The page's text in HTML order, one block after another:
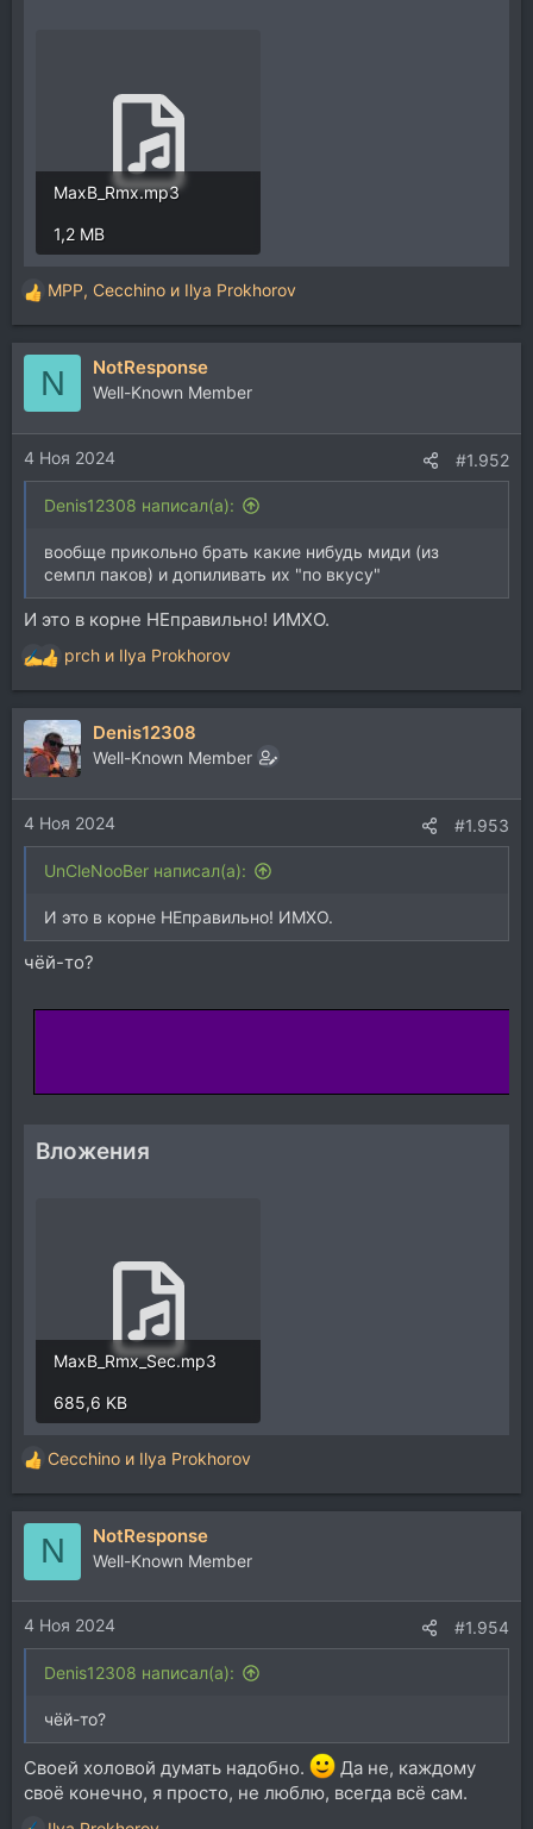
MaxB_Rmx.mp3
1,2 MB
Р
е
а
и
и
:
MPP, Cecchino и Ilya Prokhorov
N NotResponse
Well-Known Member
4 Ноя 2024 #1.952
Denis12308 написал(а):
вообще прикольно брать какие нибудь миди (из
семпл паков) и допиливать их "по вкусу"
И это в корне НЕправильно! ИМХО.
Р
е
а
к
ц
и
и
:
prch и Ilya Prokhorov
Denis12308
Well-Known Member
4 Ноя 2024 #1.953
UnCleNooBer написал(а):
И это в корне НЕправильно! ИМХО.
чёй-то?
Вложения
MaxB_Rmx_Sec.mp3
685,6 KB
Р
е
а
и
и
:
Cecchino и Ilya Prokhorov
N NotResponse
Well-Known Member
4 Ноя 2024 #1.954
Denis12308 написал(а):
чёй-то?
Своей холовой думать надобно.
Да не, каждому
своё конечно, я просто, не люблю, всегда всё сам.